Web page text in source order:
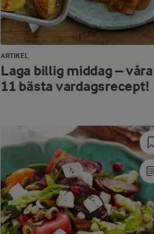
ARTIKEL
Laga billig middag – våra
11 bästa vardagsrecept!